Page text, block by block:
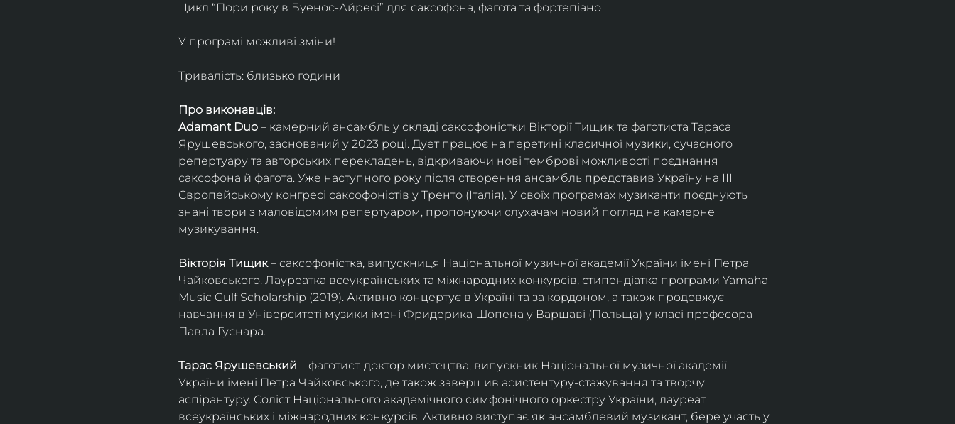
Цикл “Пори року в Буенос-Айресі” для саксофона, фагота та фортепіано
У програмі можливі зміни!
Тривалість: близько години
Про виконавців:
Adamant Duo – камерний ансамбль у складі саксофоністки Вікторії Тищик та фаготиста Тараса
Ярушевського, заснований у 2023 році. Дует працює на перетині класичної музики, сучасного
репертуару та авторських перекладень, відкриваючи нові темброві можливості поєднання
саксофона й фагота. Уже наступного року після створення ансамбль представив Україну на ІІІ
Європейському конгресі саксофоністів у Тренто (Італія). У своїх програмах музиканти поєднують
знані твори з маловідомим репертуаром, пропонуючи слухачам новий погляд на камерне
музикування.
Вікторія Тищик – саксофоністка, випускниця Національної музичної академії України імені Петра
Чайковського. Лауреатка всеукраїнських та міжнародних конкурсів, стипендіатка програми Yamaha
Music Gulf Scholarship (2019). Активно концертує в Україні та за кордоном, а також продовжує
навчання в Університеті музики імені Фридерика Шопена у Варшаві (Польща) у класі професора
Павла Гуснара.
Тарас Ярушевський – фаготист, доктор мистецтва, випускник Національної музичної академії
України імені Петра Чайковського, де також завершив асистентуру-стажування та творчу
аспірантуру. Соліст Національного академічного симфонічного оркестру України, лауреат
всеукраїнських і міжнародних конкурсів. Активно виступає як ансамблевий музикант, бере участь у